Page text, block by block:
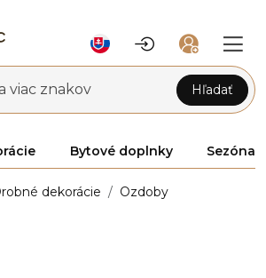
viac znakov Hľadať
Bytové doplnky Sezóna
dekorácie Ozdoby